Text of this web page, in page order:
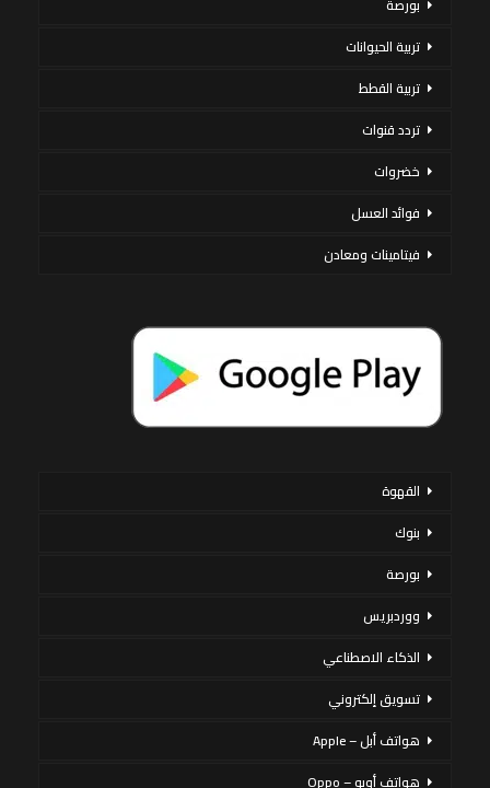
بورصة
تربية الحيوانات
تربية القطط
تردد قنوات
خضروات
فوائد العسل
فيتامينات ومعادن
القهوة
بنوك
بورصة
ووردبريس
الذكاء الاصطناعي
تسويق إلكتروني
هواتف أبل – Apple
هواتف أوبو – Oppo